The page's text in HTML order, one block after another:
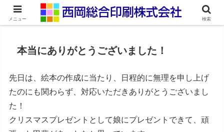
ネット印刷通販・オンデマンド印刷
本当にありがとうございました！
先日は、絵本の作成に当たり、日程的に無理を申し上げ
たのにも関わらず、対応いただきありがとうございまし
た！
クリスマスプレゼントとして娘にプレゼントできて、頑
メニュー 検索